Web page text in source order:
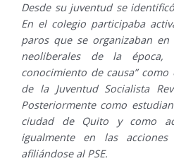
Desde su juventud se
En el colegio participaba
paros que se organizaban
neoliberales de la
conocimiento de causa”
de la Juventud Socialista
Posteriormente como
ciudad de Quito y como
igualmente en las
afiliándose al PSE.